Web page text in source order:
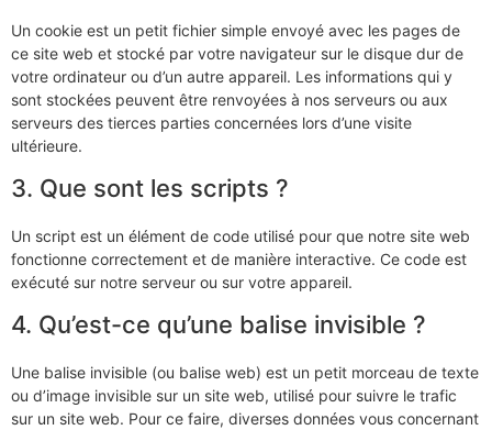
Un cookie est un petit fichier simple envoyé avec les pages de
ce site web et stocké par votre navigateur sur le disque dur de
votre ordinateur ou d’un autre appareil. Les informations qui y
sont stockées peuvent être renvoyées à nos serveurs ou aux
serveurs des tierces parties concernées lors d’une visite
ultérieure.
3. Que sont les scripts ?
Un script est un élément de code utilisé pour que notre site web
fonctionne correctement et de manière interactive. Ce code est
exécuté sur notre serveur ou sur votre appareil.
4. Qu’est-ce qu’une balise invisible ?
Une balise invisible (ou balise web) est un petit morceau de texte
ou d’image invisible sur un site web, utilisé pour suivre le trafic
sur un site web. Pour ce faire, diverses données vous concernant